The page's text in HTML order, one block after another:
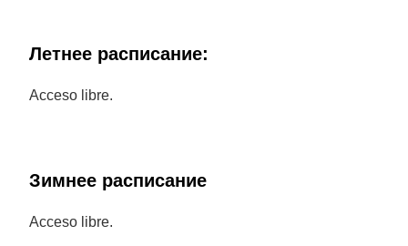
Летнее расписание:
Acceso libre.
Зимнее расписание
Acceso libre.